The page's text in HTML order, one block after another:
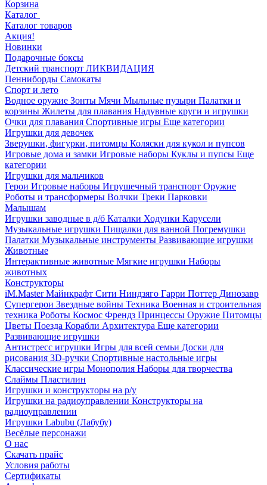
Корзина
Каталог
Каталог товаров
Акция!
Новинки
Подарочные боксы
Детский транспорт ЛИКВИДАЦИЯ
Пенниборды Самокаты
Спорт и лето
Водное оружие Зонты Мячи Мыльные пузыри Палатки и
корзины Жилеты для плавания Надувные круги и игрушки
Очки для плавания Спортивные игры Еще категории
Игрушки для девочек
Зверушки, фигурки, питомцы Коляски для кукол и пупсов
Игровые дома и замки Игровые наборы Куклы и пупсы Еще
категории
Игрушки для мальчиков
Герои Игровые наборы Игрушечный транспорт Оружие
Роботы и трансформеры Волчки Треки Парковки
Малышам
Игрушки заводные в д/б Каталки Ходунки Карусели
Музыкальные игрушки Пищалки для ванной Погремушки
Палатки Музыкальные инструменты Развивающие игрушки
Животные
Интерактивные животные Мягкие игрушки Наборы
животных
Конструкторы
iM.Master Майнкрафт Сити Ниндзяго Гарри Поттер Динозавр
Супергерои Звездные войны Техника Военная и строительная
техника Роботы Космос Френдз Принцессы Оружие Питомцы
Цветы Поезда Корабли Архитектура Еще категории
Развивающие игрушки
Антистресс игрушки Игры для всей семьи Доски для
рисования 3D-ручки Спортивные настольные игры
Классические игры Монополия Наборы для творчества
Слаймы Пластилин
Игрушки и конструкторы на р/у
Игрушки на радиоуправлении Конструкторы на
радиоуправлении
Игрушки Labubu (Лабубу)
Весёлые персонажи
О нас
Скачать прайс
Условия работы
Сертификаты